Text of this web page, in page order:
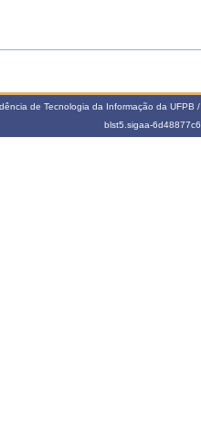
de Tecnologia da Informação da
blst5.sigaa-